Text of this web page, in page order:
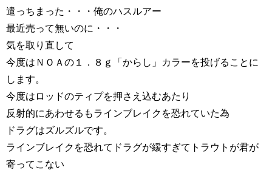
遣っちまった・・・俺のハスルアー
最近売って無いのに・・・
気を取り直して
今度はＮＯＡの１．８ｇ「からし」カラーを投げることに
します。
今度はロッドのティプを押さえ込むあたり
反射的にあわせるもラインブレイクを恐れていた為
ドラグはズルズルです。
ラインブレイクを恐れてドラグが緩すぎてトラウトが君が
寄ってこない